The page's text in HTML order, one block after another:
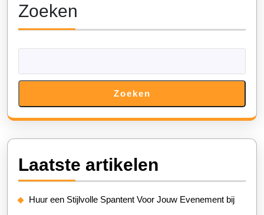
Zoeken
Zoeken
Laatste artikelen
Huur een Stijlvolle Spantent Voor Jouw Evenement bij